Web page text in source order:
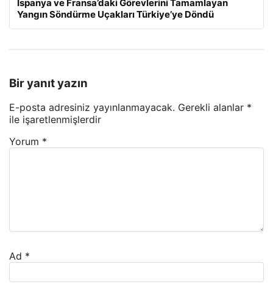
İspanya ve Fransa’daki Görevlerini Tamamlayan
Yangın Söndürme Uçakları Türkiye’ye Döndü
Bir yanıt yazın
E-posta adresiniz yayınlanmayacak. Gerekli alanlar *
ile işaretlenmişlerdir
Yorum *
Ad *